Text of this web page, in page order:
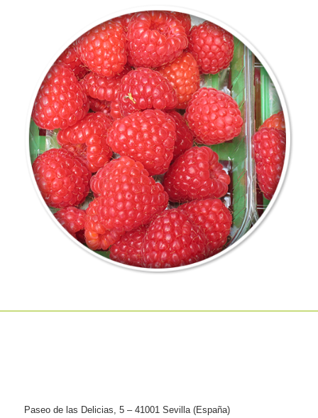
Paseo de las Delicias, 5 – 41001 Sevilla (España)